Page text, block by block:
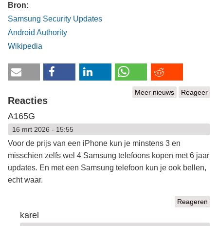
Bron:
Samsung Security Updates
Android Authority
Wikipedia
Meer nieuws Reageer
Reacties
A165G
16 mrt 2026 - 15:55
Voor de prijs van een iPhone kun je minstens 3 en
misschien zelfs wel 4 Samsung telefoons kopen met 6 jaar
updates. En met een Samsung telefoon kun je ook bellen,
echt waar.
Reageren
karel